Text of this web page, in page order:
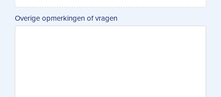
Overige opmerkingen of vragen